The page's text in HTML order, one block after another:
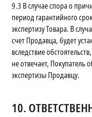
9.3 В случае спора о
период гарантийного
экспертизу Товара. В
счет Продавца, будет
вследствие
не отвечает, Покупатель
экспертизы Продавцу.
10.